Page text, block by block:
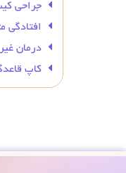
جراحی
افتادگی
درمان
کاپ